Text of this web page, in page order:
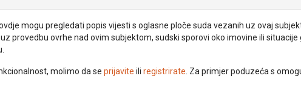
mogu pregledati popis vijesti s oglasne ploče suda vezanih uz ovaj
provedbu ovrhe nad ovim subjektom, sudski sporovi oko imovine ili situacije
molimo da se prijavite ili registrirate . Za primjer poduzeća s